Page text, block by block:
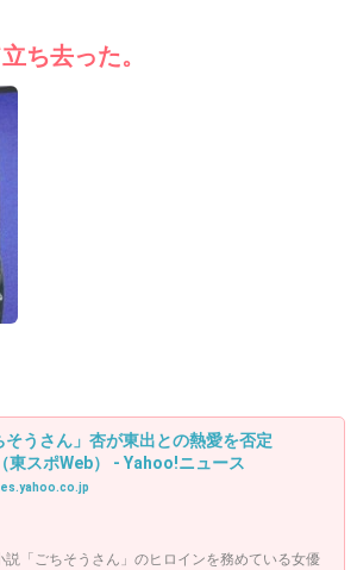
ち去った。
そうさん」杏が東出との熱愛を否定
東スポWeb） - Yahoo!ニュース
説「ごちそうさん」のヒロインを務めている女優